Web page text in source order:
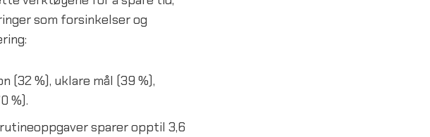
som forsinkelser og
(32 %), uklare mål (39 %),
%).
sparer opptil 3,6